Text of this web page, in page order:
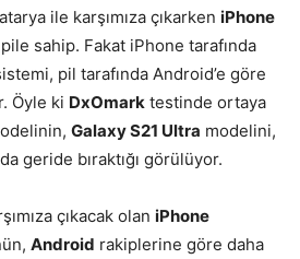
ile karşımıza çıkarken iPhone
pile sahip. Fakat iPhone tarafında
pil tarafında Android’e göre
Öyle ki DxOmark testinde ortaya
Galaxy S21 Ultra modelini,
geride bıraktığı görülüyor.
çıkacak olan iPhone
Android rakiplerine göre daha